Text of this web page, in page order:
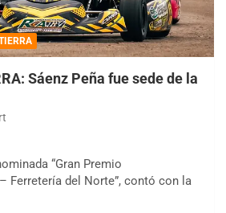
Sáenz Peña fue sede de la
“Gran Premio
Ferretería del Norte”, contó con la